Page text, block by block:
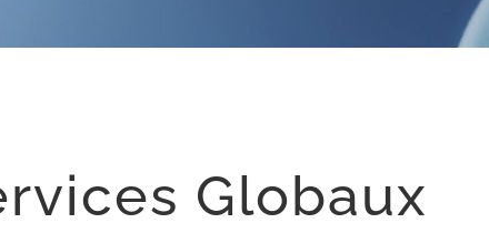
Globaux